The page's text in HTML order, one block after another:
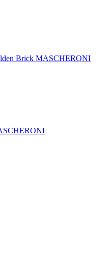
Brick MASCHERONI